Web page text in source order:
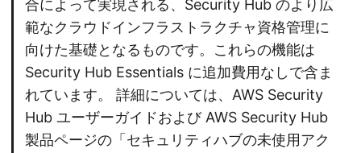
合によって実現される、Security Hub のより広
範なクラウドインフラストラクチャ資格管理に
向けた基礎となるものです。これらの機能は
Security Hub Essentials に追加費用なしで含ま
れています。 詳細については、AWS Security
Hub ユーザーガイドおよび AWS Security Hub
製品ページの「セキュリティハブの未使用アク